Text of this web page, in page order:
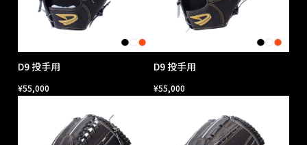
D9 投手用
¥55,000
D9 投手用
¥55,000